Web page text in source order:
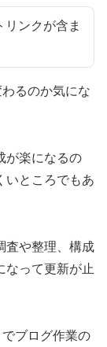
ンクが含ま
るのか気にな
が楽になるの
いところでもあ
査や整理、構成
なって更新が止
ブログ作業の